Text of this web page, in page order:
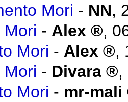
Mori - NN,
Mori - Alex ,
Mori - Alex ,
Mori - Divara ,
Mori - mr-mali